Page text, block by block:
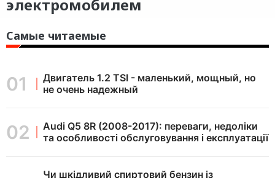
электромобилем
Самые читаемые
Двигатель 1.2 TSI - маленький, мощный, но
не очень надежный
Audi Q5 8R (2008-2017): переваги, недоліки
та особливості обслуговування і експлуатації
Чи шкідливий спиртовий бензин із